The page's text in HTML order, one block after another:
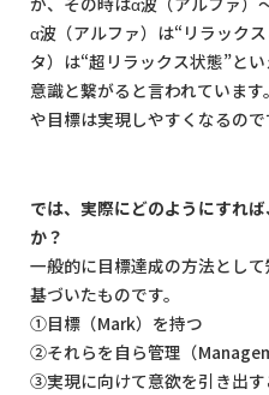
α波（アルファ）は“リラック
タ）は“超リラックス状態”と
意識と繋がると言われていま
や目標は実現しやすくなるので
では、実際にどのようにすれ
か？
一般的に目標達成の方法とし
基づいたものです。
①目標（Mark）を持つ
②それらを自ら管理（
③実現に向けて意欲を引き出